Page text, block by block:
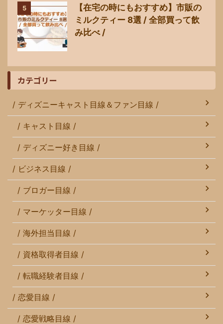
5
【在宅の時にもおすすめ】市販の
ミルクティー 8選 / 全部買って飲
み比べ /
カテゴリー
/ ディズニーキャスト目線＆ファン目線 /
/ キャスト目線 /
/ ディズニー好き目線 /
/ ビジネス目線 /
/ ブロガー目線 /
/ マーケッター目線 /
/ 海外担当目線 /
/ 資格取得者目線 /
/ 転職経験者目線 /
/ 恋愛目線 /
/ 恋愛戦略目線 /